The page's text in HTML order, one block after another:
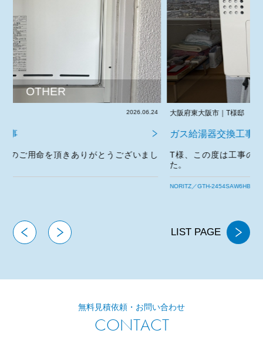
し
OTHER
2026.06.16
T様、この度は工事のご用命を頂きありがとうございまし
今後とも宜しくお願いいたします。
LIST PAGE
無料見積依頼・お問い合わせ
CONTACT